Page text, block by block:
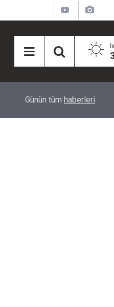
Eğiti Bir Sen'den Kadınlar İçin
Günün tüm haberleri